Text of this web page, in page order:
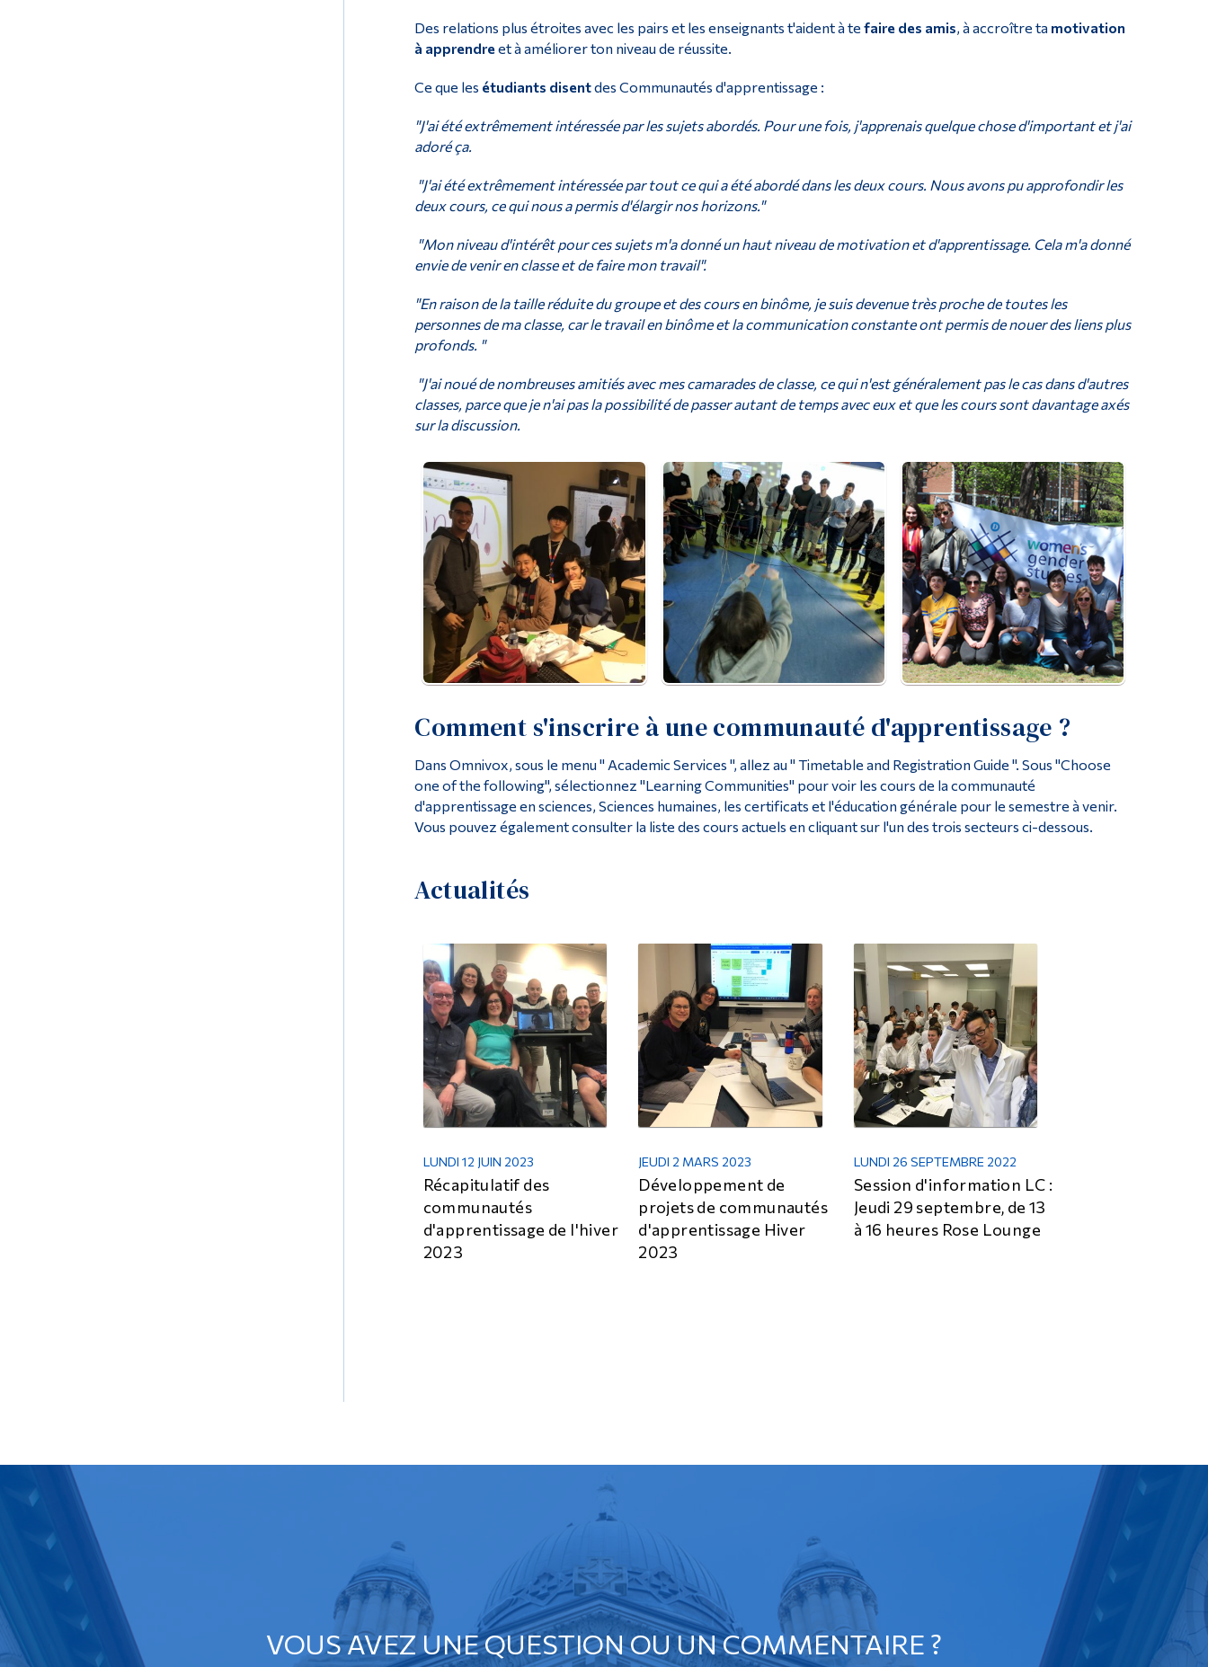
Des relations plus étroites avec les pairs et les enseignants t'aident à tefaire des amis, à accroître ta motivation
à apprendreet à améliorer ton niveau de réussite.
Ce que les étudiants disentdes Communautés d'apprentissage :
"J'ai été extrêmement intéressée par les sujets abordés. Pour une fois, j'apprenais quelque chose d'important et j'ai
adoré ça.
"J'ai été extrêmement intéressée par tout ce qui a été abordé dans les deux cours. Nous avons pu approfondir les
deux cours, ce qui nous a permis d'élargir nos horizons."
"Mon niveau d'intérêt pour ces sujets m'a donné un haut niveau de motivation et d'apprentissage. Cela m'a donné
envie de venir en classe et de faire mon travail".
"En raison de la taille réduite du groupe et des cours en binôme, je suis devenue très proche de toutes les
personnes de ma classe, car le travail en binôme et la communication constante ont permis de nouer des liens plus
profonds. "
"J'ai noué de nombreuses amitiés avec mes camarades de classe, ce qui n'est généralement pas le cas dans d'autres
classes, parce que je n'ai pas la possibilité de passer autant de temps avec eux et que les cours sont davantage axés
sur la discussion.
Comment s'inscrire à une communauté d'apprentissage ?
Dans Omnivox, sous le menu " Academic Services ", allez au " Timetable and Registration Guide ". Sous "Choose
one of the following", sélectionnez "Learning Communities" pour voir les cours de la communauté
d'apprentissage en sciences, Sciences humaines, les certificats et l'éducation générale pour le semestre à venir.
Vous pouvez également consulter la liste des cours actuels en cliquant sur l'un des trois secteurs ci-dessous.
Actualités
LUNDI 12 JUIN 2023
Récapitulatif des
communautés
d'apprentissage de l'hiver
2023
JEUDI 2 MARS 2023
Développement de
projets de communautés
d'apprentissage Hiver
2023
LUNDI 26 SEPTEMBRE 2022
Session d'information LC :
Jeudi 29 septembre, de 13
à 16 heures Rose Lounge
VOUS AVEZ UNE QUESTION OU UN COMMENTAIRE ?